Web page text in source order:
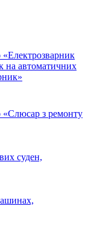
на автоматичних
«Слюсар з ремонту
суден,